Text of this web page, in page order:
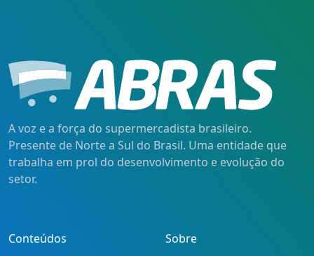
A voz e a força do supermercadista brasileiro.
Presente de Norte a Sul do Brasil. Uma entidade que
trabalha em prol do desenvolvimento e evolução do
setor.
Conteúdos
Sobre